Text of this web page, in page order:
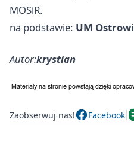
MOSiR.
na podstawie: UM
Autor:krystian
Zaobserwuj nas! Facebook